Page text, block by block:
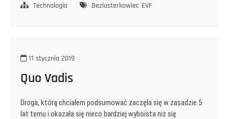
Technologia
Bezlusterkowiec EVF
11 stycznia 2019
Quo Vadis
Droga, którą chciałem podsumować zaczęła się w zasadzie 5
lat temu i okazała się nieco bardziej wyboista niż się